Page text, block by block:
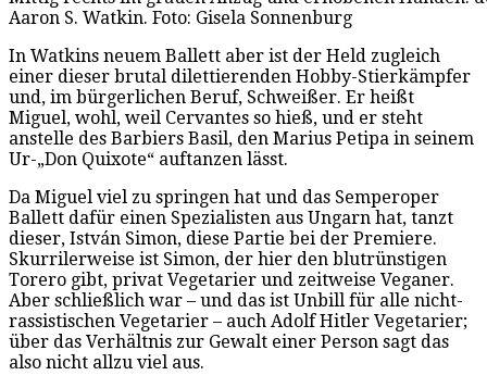
Aaron S. Watkin. Foto: Gisela Sonnenburg
In Watkins neuem Ballett aber ist der Held zugleich
einer dieser brutal dilettierenden Hobby-Stierkämpfer
und, im bürgerlichen Beruf, Schweißer. Er heißt
Miguel, wohl, weil Cervantes so hieß, und er steht
anstelle des Barbiers Basil, den Marius Petipa in seinem
Ur-„Don Quixote“ auftanzen lässt.
Da Miguel viel zu springen hat und das Semperoper
Ballett dafür einen Spezialisten aus Ungarn hat, tanzt
dieser, István Simon, diese Partie bei der Premiere.
Skurrilerweise ist Simon, der hier den blutrünstigen
Torero gibt, privat Vegetarier und zeitweise Veganer.
Aber schließlich war – und das ist Unbill für alle nicht-
rassistischen Vegetarier – auch Adolf Hitler Vegetarier;
über das Verhältnis zur Gewalt einer Person sagt das
also nicht allzu viel aus.